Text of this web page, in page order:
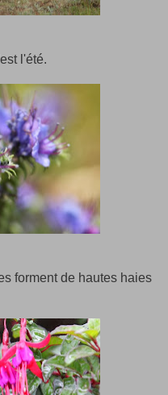
l'été.
forment de hautes haies